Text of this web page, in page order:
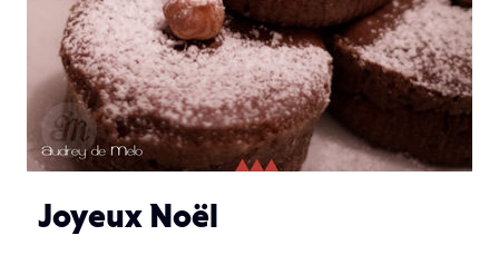
Joyeux Noël